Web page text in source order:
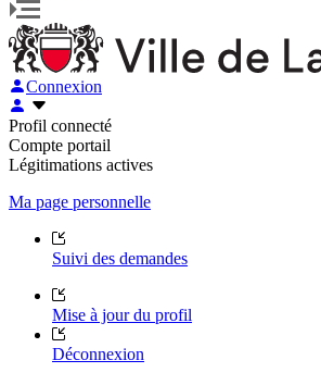
Connexion
Profil connecté
Compte portail
Légitimations actives
Ma page personnelle
Suivi des demandes
Mise à jour du profil
Déconnexion